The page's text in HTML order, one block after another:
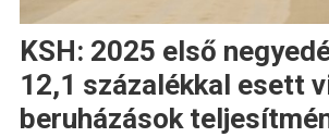
KSH: 2025 első
12,1 százalékkal esett
beruházások